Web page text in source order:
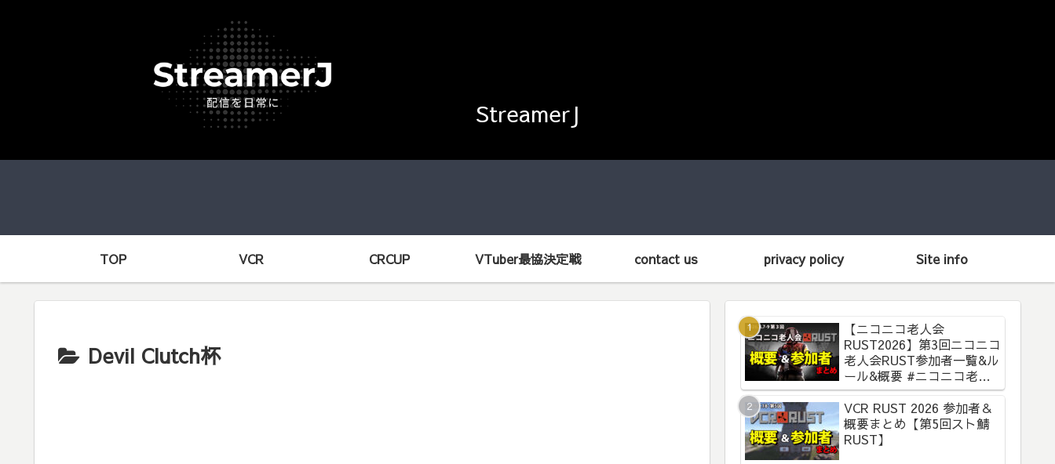
StreamerJ
TOP VCR CRCUP VTuber最協決定戦 contact us privacy policy Site info
Devil Clutch杯
【ニコニコ老人会
RUST2026】第3回ニコニコ
老人会RUST参加者一覧&ル
ール&概要 #ニコニコ老人
会RUST
VCR RUST 2026 参加者＆
概要まとめ【第5回スト鯖
RUST】